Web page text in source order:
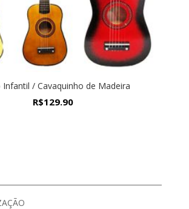
Infantil / Cavaquinho de Madeira
R$129.90